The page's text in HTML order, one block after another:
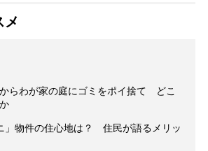
メ
らわが家の庭にゴミをポイ捨て どこ
」物件の住心地は？ 住民が語るメリッ